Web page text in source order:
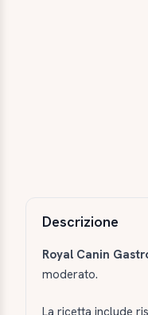
Descrizione
Royal Canin
moderato.